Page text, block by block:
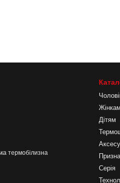
термобілизна
Жінкам
Дітям
Серія